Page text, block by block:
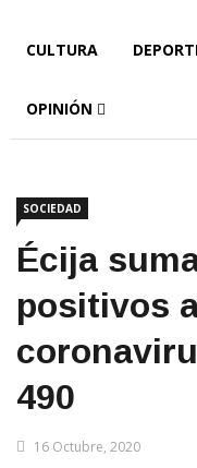
CULTURA
OPINIÓN
SOCIEDAD
Écija
positivos
490
16 Octubre, 2020